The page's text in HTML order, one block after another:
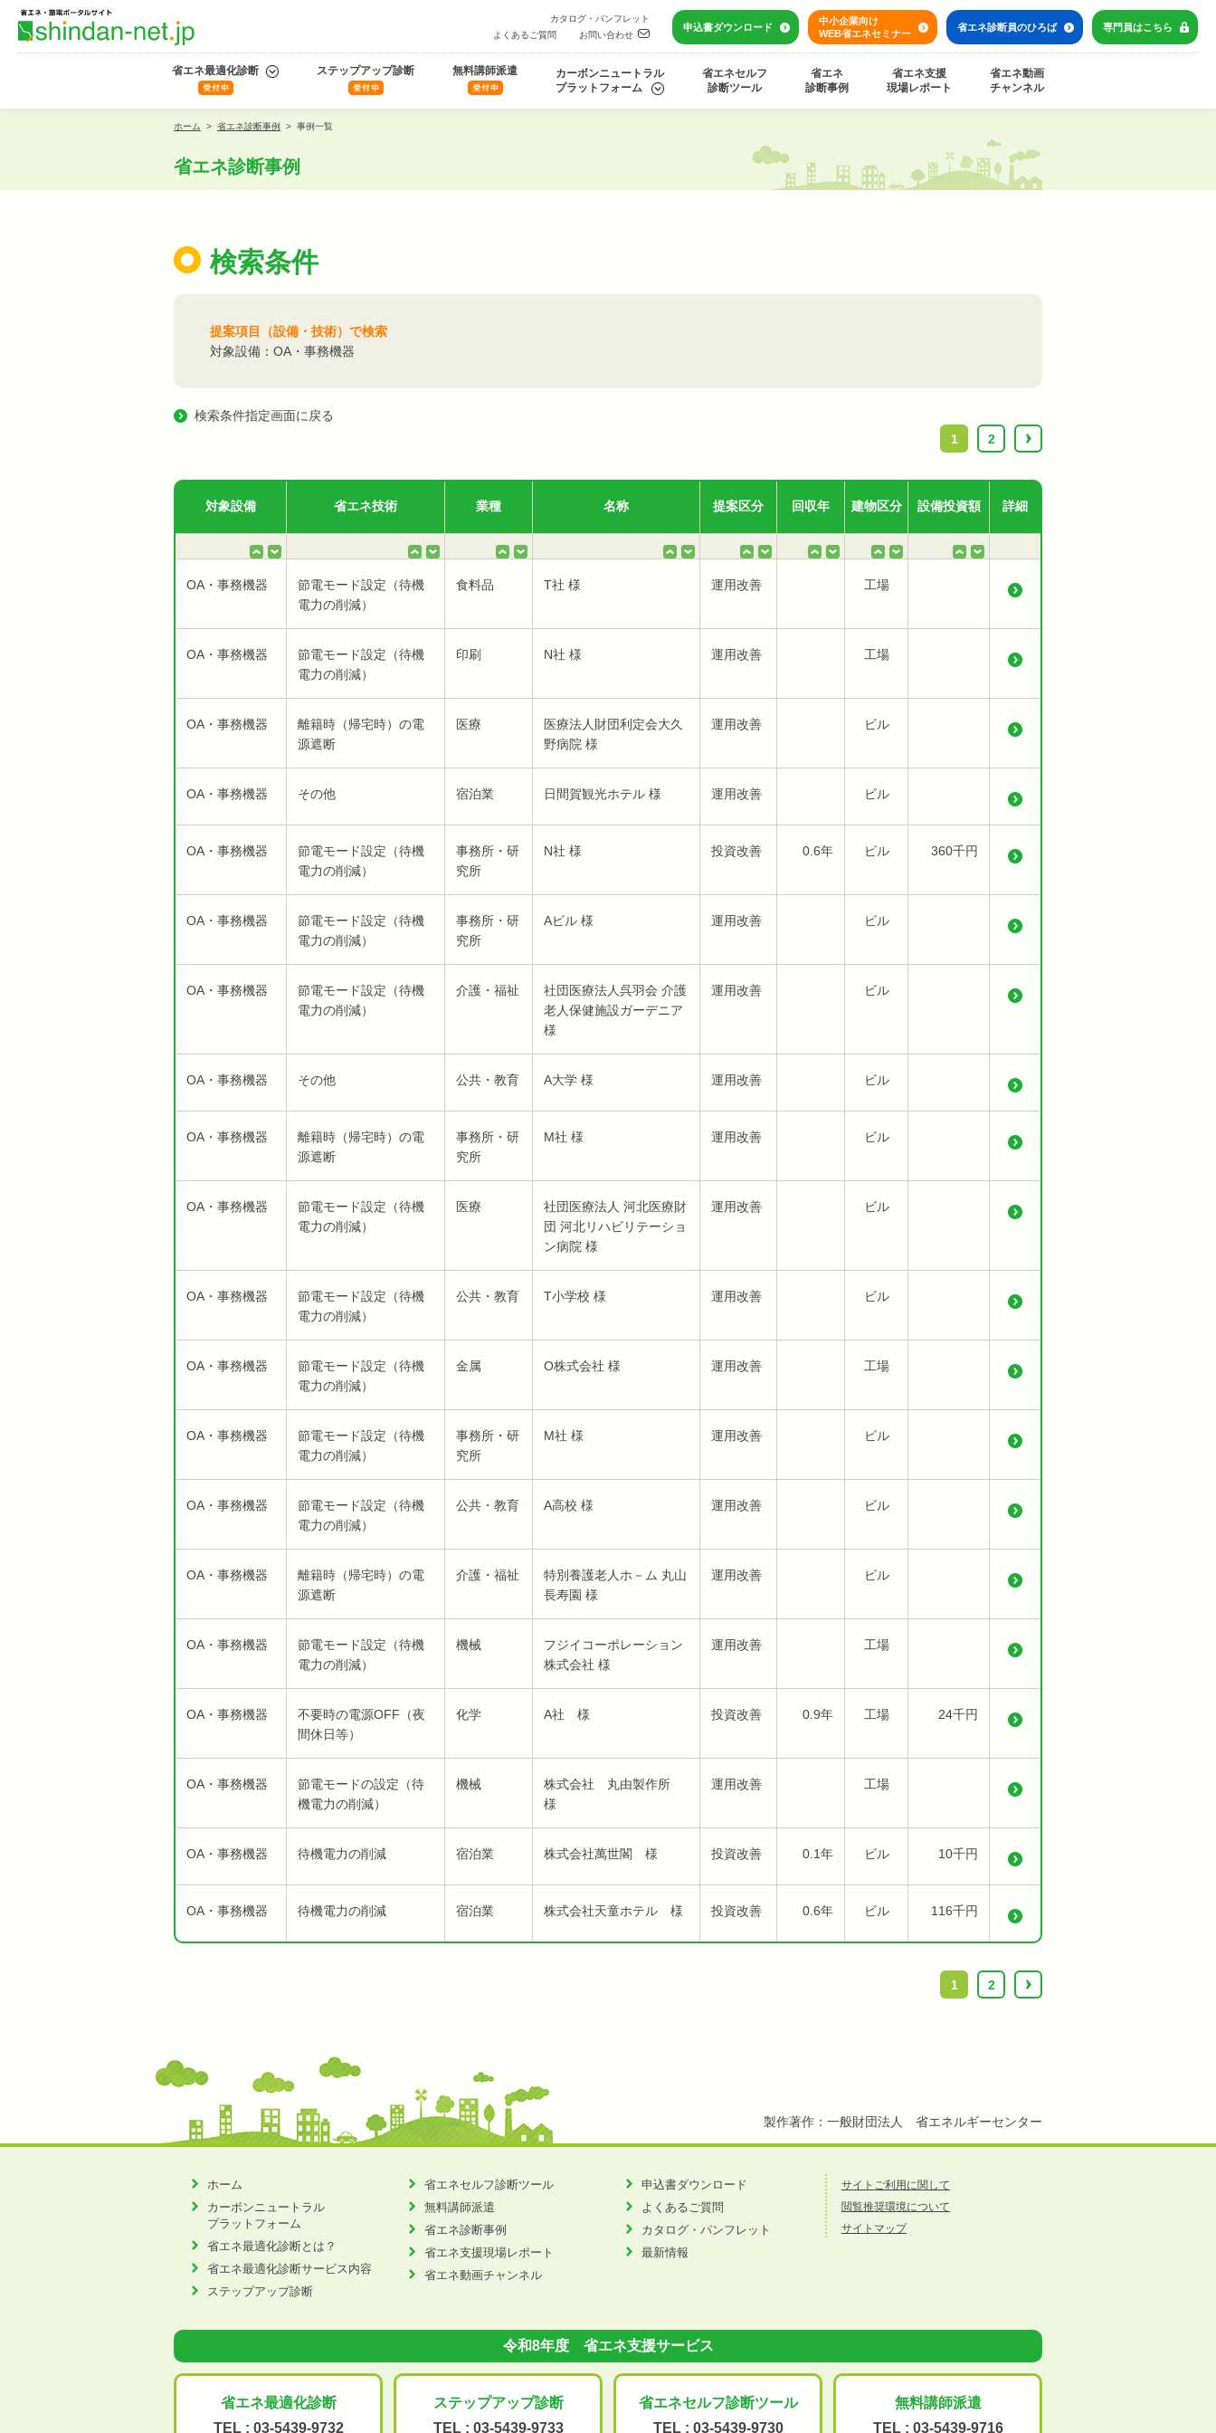
カタログ・パンフレット
よくあるご質問
お問い合わせ
申込書ダウンロード
中小企業向け
WEB省エネセミナー
省エネ診断員のひろば 専門員はこちら
省エネ最適化診断 ステップアップ診断 無料講師派遣
カーボンニュートラル
プラットフォーム
省エネセルフ
診断ツール
省エネ
診断事例
省エネ支援
現場レポート
省エネ動画
チャンネル
ホーム > 省エネ診断事例 > 事例一覧
省エネ診断事例
検索条件
提案項目（設備・技術）で検索
対象設備：OA・事務機器
検索条件指定画面に戻る
1
2 ›
対象設備 省エネ技術 業種 名称 提案区分 回収年 建物区分 設備投資額 詳細
OA・事務機器
節電モード設定（待機
電力の削減）
食料品 T社 様 運用改善 工場
OA・事務機器
節電モード設定（待機
電力の削減）
印刷 N社 様 運用改善 工場
OA・事務機器
離籍時（帰宅時）の電
源遮断
医療
医療法人財団利定会大久
野病院 様
運用改善 ビル
OA・事務機器 その他 宿泊業 日間賀観光ホテル 様 運用改善 ビル
OA・事務機器
節電モード設定（待機
電力の削減）
事務所・研
究所
N社 様 投資改善 0.6年 ビル 360千円
OA・事務機器
節電モード設定（待機
電力の削減）
事務所・研
究所
Aビル 様 運用改善 ビル
OA・事務機器
節電モード設定（待機
電力の削減）
介護・福祉
社団医療法人呉羽会 介護
老人保健施設ガーデニア
様
運用改善 ビル
OA・事務機器 その他 公共・教育 A大学 様 運用改善 ビル
OA・事務機器
離籍時（帰宅時）の電
源遮断
事務所・研
究所
M社 様 運用改善 ビル
OA・事務機器
節電モード設定（待機
電力の削減）
医療
社団医療法人 河北医療財
団 河北リハビリテーショ
ン病院 様
運用改善 ビル
OA・事務機器
節電モード設定（待機
電力の削減）
公共・教育 T小学校 様 運用改善 ビル
OA・事務機器
節電モード設定（待機
電力の削減）
金属 O株式会社 様 運用改善 工場
OA・事務機器
節電モード設定（待機
電力の削減）
事務所・研
究所
M社 様 運用改善 ビル
OA・事務機器
節電モード設定（待機
電力の削減）
公共・教育 A高校 様 運用改善 ビル
OA・事務機器
離籍時（帰宅時）の電
源遮断
介護・福祉
特別養護老人ホ－ム 丸山
長寿園 様
運用改善 ビル
OA・事務機器
節電モード設定（待機
電力の削減）
機械
フジイコーポレーション
株式会社 様
運用改善 工場
OA・事務機器
不要時の電源OFF（夜
間休日等）
化学 A社 様 投資改善 0.9年 工場 24千円
OA・事務機器
節電モードの設定（待
機電力の削減）
機械
株式会社 丸由製作所
様
運用改善 工場
OA・事務機器 待機電力の削減 宿泊業 株式会社萬世閣 様 投資改善 0.1年 ビル 10千円
OA・事務機器 待機電力の削減 宿泊業 株式会社天童ホテル 様 投資改善 0.6年 ビル 116千円
1 2 ›
製作著作：一般財団法人 省エネルギーセンター
ホーム
カーボンニュートラル
プラットフォーム
省エネ最適化診断とは？
省エネ最適化診断サービス内容
ステップアップ診断
省エネセルフ診断ツール
無料講師派遣
省エネ診断事例
省エネ支援現場レポート
省エネ動画チャンネル
申込書ダウンロード
よくあるご質問
カタログ・パンフレット
最新情報
サイトご利用に関して
閲覧推奨環境について
サイトマップ
令和8年度 省エネ支援サービス
省エネ最適化診断
TEL : 03-5439-9732
ステップアップ診断
TEL : 03-5439-9733
省エネセルフ診断ツール
TEL : 03-5439-9730
無料講師派遣
TEL : 03-5439-9716